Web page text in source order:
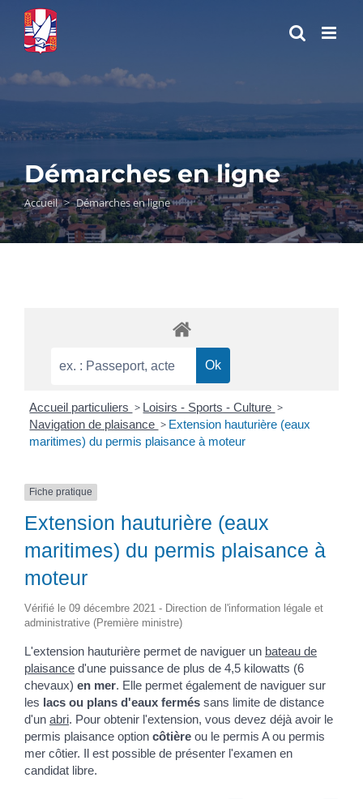
Passer
contenu
Démarches en ligne
Accueil > Démarches en ligne
Accueil particuliers > Loisirs - Sports - Culture >
Navigation de plaisance > Extension hauturière (eaux
maritimes) du permis plaisance à moteur
Fiche pratique
Extension hauturière (eaux
maritimes) du permis plaisance à
moteur
Vérifié le 09 décembre 2021 - Direction de l'information légale et
administrative (Première ministre)
L'extension hauturière permet de naviguer un bateau de
plaisanced'une puissance de plus de 4,5 kilowatts (6
chevaux) en mer. Elle permet également de naviguer sur
les lacs ou plans d'eaux ferméssans limite de distance
d'un abri. Pour obtenir l'extension, vous devez déjà avoir le
permis plaisance option côtièreou le permis A ou permis
mer côtier. Il est possible de présenter l'examen en
candidat libre.